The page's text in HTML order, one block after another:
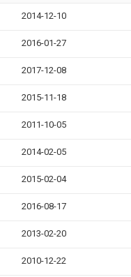
2014-12-10
2016-01-27
2017-12-08
2015-11-18
2011-10-05
2014-02-05
2015-02-04
2016-08-17
2013-02-20
2010-12-22